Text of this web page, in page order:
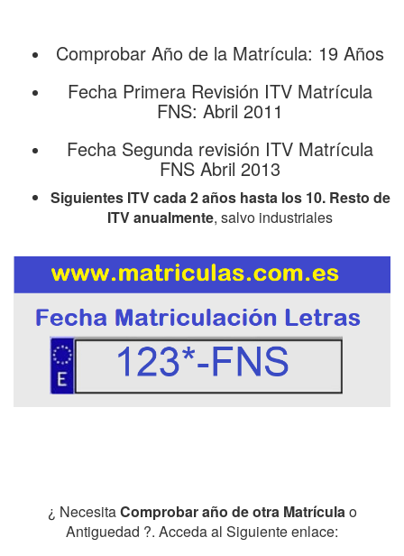
Comprobar Año de la Matrícula: 19 Años
Fecha Primera Revisión ITV Matrícula
FNS: Abril 2011
Fecha Segunda revisión ITV Matrícula
FNS Abril 2013
Siguientes ITV cada 2 años hasta los 10. Resto de
ITV anualmente, salvo industriales
¿ NecesitaComprobar año de otra Matrículao
Antiguedad ?. Acceda al Siguiente enlace: